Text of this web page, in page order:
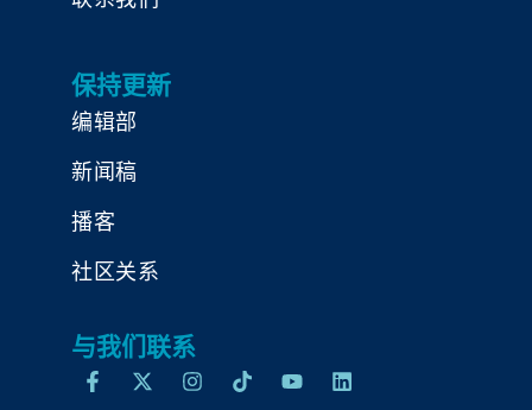
保持更新
编辑部
新闻稿
播客
社区关系
与我们联系